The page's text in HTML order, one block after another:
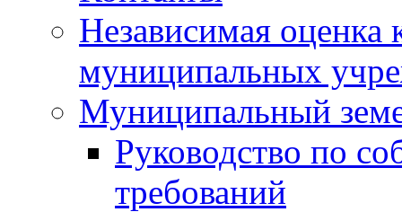
Независимая оценка
муниципальных
Муниципальный
Руководство по
требований